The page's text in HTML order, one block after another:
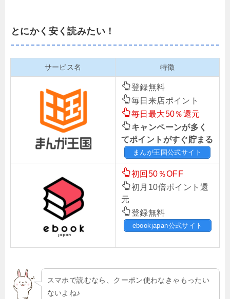
とにかく安く読みたい！
サービス名 特徴
登録無料
毎日来店ポイント
毎日最大50％還元
キャンペーンが多く
てポイントがすぐ貯まる
まんが王国公式サイト
初回50％OFF
初月10倍ポイント還
元
登録無料
ebookjapan公式サイト
スマホで読むなら、クーポン使わなきゃもったい
ないよね♪